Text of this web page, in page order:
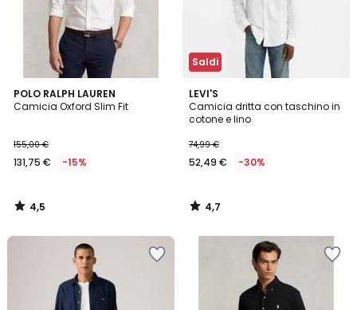
POLO RALPH LAUREN
Camicia Oxford Slim Fit
155,00 €
131,75 € -15%
4,5
/ 5
4,5
/
Saldi
LEVI'S
Camicia dritta con taschino in
cotone e lino
74,99 €
52,49 € -30%
4,7
/ 5
4,7
/